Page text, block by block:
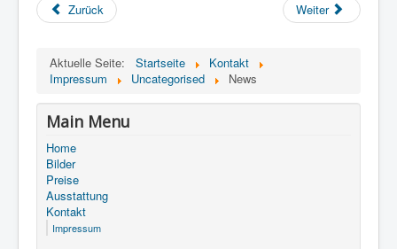
Zurück Weiter
Aktuelle Seite: Startseite
Kontakt
Impressum
Uncategorised News
Main Menu
Home
Bilder
Preise
Ausstattung
Kontakt
Impressum